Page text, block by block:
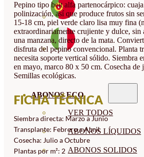
ABONOS ECO
VER TODOS
ABONOS LÍQUIDOS
ABONOS SOLIDOS
Pepino tipo beit alfa partenocárpico:
polinización, así que produce frutos sin
15-18 cm, piel verde claro lisa muy fina
extraordinariamente crujiente y dulce, sin
una manzana, directo de la mata.
disfruta del pepino convencional. Planta
necesita soporte vertical sólido. Siembra
en mayo, marco 80 x 50 cm. Cosecha de
Semillas ecológicas.
FICHA TÉCNICA
Siembra directa: Marzo a Junio
Transplante: Febrero a Abril
Cosecha: Julio a Octubre
Plantas por m²: 2